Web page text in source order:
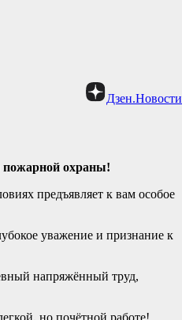
Дзен.Новости
охраны!
предъявляет к вам особое
уважение и признание к
напряжённый труд,
но почётной работе!